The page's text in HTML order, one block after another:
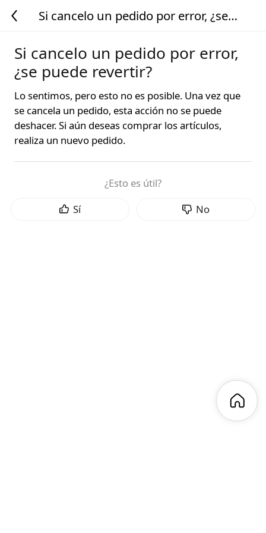
Si cancelo un pedido por error, ¿se
Si cancelo un pedido por error,
¿se puede revertir?
Lo sentimos, pero esto no es posible. Una vez que
se cancela un pedido, esta acción no se puede
deshacer. Si aún deseas comprar los artículos,
realiza un nuevo pedido.
¿Esto es útil?
Sí
No